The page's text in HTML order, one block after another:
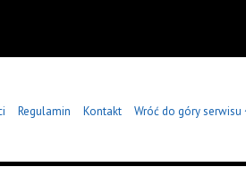
Regulamin Kontakt Wróć do góry serwisu